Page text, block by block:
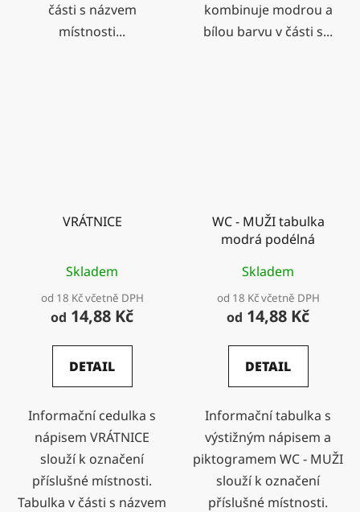
části s názvem
místnosti...
kombinuje modrou a
bílou barvu v části s...
VRÁTNICE
Skladem
od 18 Kč včetně DPH
od 14,88 Kč
DETAIL
Informační cedulka s
nápisem VRÁTNICE
slouží k označení
příslušné místnosti.
Tabulka v části s názvem
WC - MUŽI tabulka
modrá podélná
Skladem
od 18 Kč včetně DPH
od 14,88 Kč
DETAIL
Informační tabulka s
výstižným nápisem a
piktogramem WC - MUŽI
slouží k označení
příslušné místnosti.